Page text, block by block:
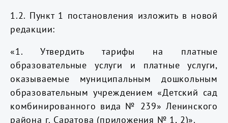
1.2. Пункт 1 постановления изложить в новой
редакции:
«1. Утвердить тарифы на платные
образовательные услуги и платные услуги,
оказываемые муниципальным дошкольным
образовательным учреждением «Детский сад
комбинированного вида № 239» Ленинского
района г. Саратова (приложения № 1, 2)».